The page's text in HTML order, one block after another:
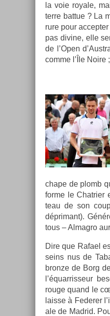
la voie royale,
terre bat­tue ? La
rure pour
pas di­vine, elle
de l’Open
comme l’Île Noire
chape de plomb
for­me le Chat­ri­er
teau de son
déprimant).
tous – Al­mag­ro
Dire que Rafael
seins nus de
bron­ze de Borg
l’équar­risseur
rouge quand le
lais­se à Feder­er
ale de Mad­rid.